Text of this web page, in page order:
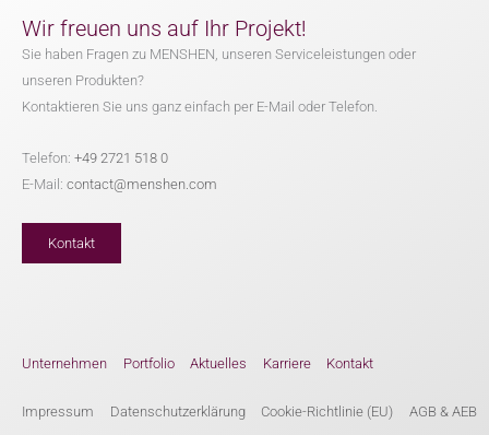
Wir freuen uns auf Ihr Projekt!
Sie haben Fragen zu MENSHEN, unseren Serviceleistungen oder
unseren Produkten?
Kontaktieren Sie uns ganz einfach per E-Mail oder Telefon.
Telefon: +49 2721 518 0
E-Mail: contact@menshen.com
Kontakt
Unternehmen Portfolio Aktuelles Karriere Kontakt
Impressum Datenschutzerklärung Cookie-Richtlinie (EU) AGB & AEB